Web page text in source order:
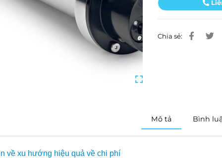
Chia sẻ:
Mô tả Bình
về xu hướng hiệu quả về chi phí